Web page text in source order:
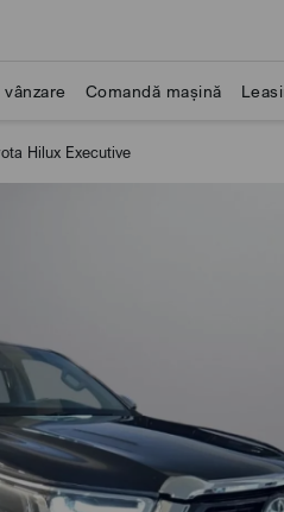
Comandă mașină
Hilux Executive